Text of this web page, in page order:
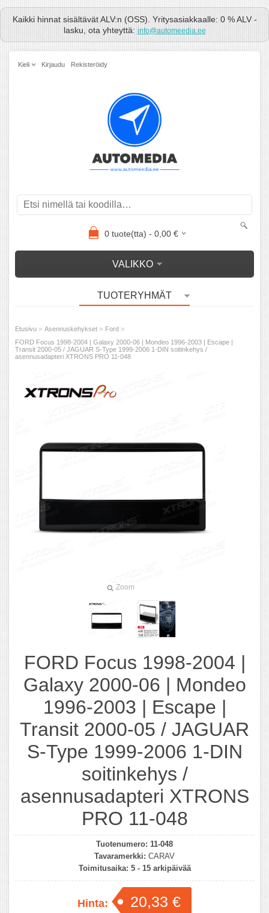
Kaikki hinnat sisältävät ALV:n (OSS). Yritysasiakkaalle: 0 % ALV -
lasku, ota yhteyttä: info@automeedia.ee
Kieli Kirjaudu Rekisteröidy
0tuote(tta) - 0,00€
VALIKKO
TUOTERYHMÄT
Etusivu » Asennuskehykset » Ford »
FORD Focus 1998-2004 | Galaxy 2000-06 | Mondeo 1996-2003 | Escape |
Transit 2000-05 / JAGUAR S-Type 1999-2006 1-DIN soitinkehys /
asennusadapteri XTRONS PRO 11-048
Zoom
FORD Focus 1998-2004 |
Galaxy 2000-06 | Mondeo
1996-2003 | Escape |
Transit 2000-05 / JAGUAR
S-Type 1999-2006 1-DIN
soitinkehys /
asennusadapteri XTRONS
PRO 11-048
Tuotenumero: 11-048
Tavaramerkki: CARAV
Toimitusaika: 5 - 15 arkipäivää
Hinta: 20,33 €